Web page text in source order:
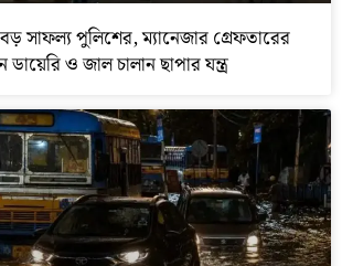
সাফল্য পুলিশের, ম্যানেজার গ্রেফতারের
ও জাল চালান ছাপার যন্ত্র